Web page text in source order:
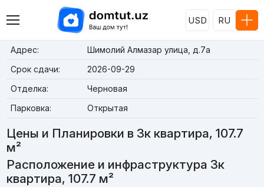
USD RU
Адрес:
Шимолий Алмазар улица, д.7a
Срок сдачи:
2026-09-29
Отделка:
Черновая
Парковка:
Открытая
Цены и Планировки в 3к квартира, 107.7
м²
Расположение и инфраструктура 3к
квартира, 107.7 м²